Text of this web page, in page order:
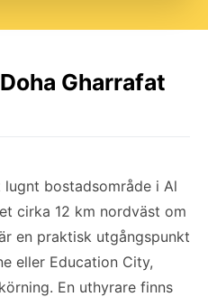
Gharrafat
bostadsområde i Al
cirka 12 km nordväst om
en praktisk utgångspunkt
eller Education City,
En uthyrare finns